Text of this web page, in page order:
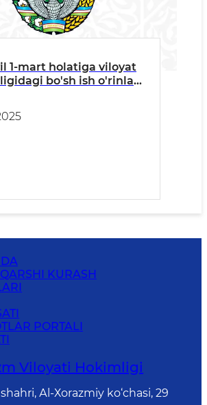
1-mart holatiga viloyat
bo'sh ish o'rinlari
KURASH
PORTALI
Vilоyati Hоkimligi
Аl-Хоrаzmiy ko‘chаsi, 29